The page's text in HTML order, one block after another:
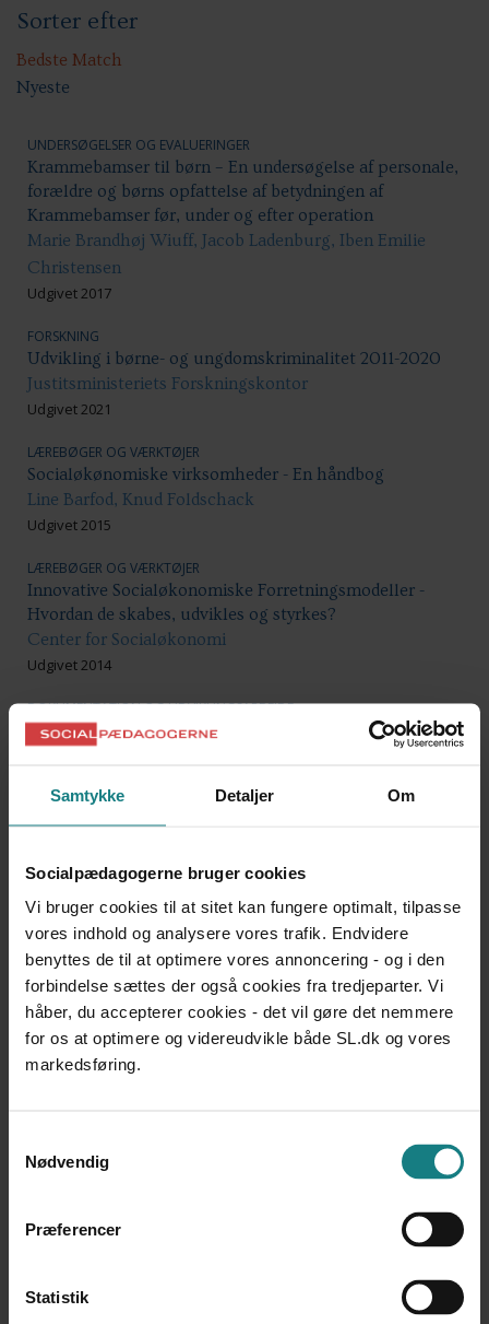
Samtykke Detaljer Om
Socialpædagogerne bruger cookies
Vi bruger cookies til at sitet kan fungere optimalt, tilpasse
vores indhold og analysere vores trafik. Endvidere
benyttes de til at optimere vores annoncering - og i den
forbindelse sættes der også cookies fra tredjeparter. Vi
håber, du accepterer cookies - det vil gøre det nemmere
for os at optimere og videreudvikle både SL.dk og vores
markedsføring.
Nødvendig
Præferencer
Statistik
Sorter efter
Bedste Match
Nyeste
UNDERSØGELSER OG EVALUERINGER
Krammebamser til børn – En undersøgelse af personale,
forældre og børns opfattelse af betydningen af
Krammebamser før, under og efter operation
Marie Brandhøj Wiuff, Jacob Ladenburg, Iben Emilie
Christensen
Udgivet 2017
FORSKNING
Udvikling i børne- og ungdomskriminalitet 2011-2020
Justitsministeriets Forskningskontor
Udgivet 2021
LÆREBØGER OG VÆRKTØJER
Socialøkønomiske virksomheder - En håndbog
Line Barfod, Knud Foldschack
Udgivet 2015
LÆREBØGER OG VÆRKTØJER
Innovative Socialøkonomiske Forretningsmodeller -
Hvordan de skabes, udvikles og styrkes?
Center for Socialøkonomi
Udgivet 2014
DOKUMENTATION OG UDVIKLINGSARBEJDE
Me.Ku.Le – Medindflydelse, Kultur, Ledelse
Socialpædagogernes Landsforbund, Bo & Støttecentret,
Udgivet 2011
Guide til måling af virksomhedens sociale kapital
Arbejdsmiljørådet
Udgivet 2011
LÆREBØGER OG VÆRKTØJER
Virksomhedens sociale kapital – hvidbog
Kristian Gylling Olesen, Ava Thoft, Peter Hasle, et al.
Udgivet 2008
Udgivet 2008
Ledelse med social kapital